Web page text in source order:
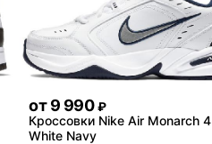
от 9 990 ₽
Кроссовки Nike Air Monarch 4
White Navy